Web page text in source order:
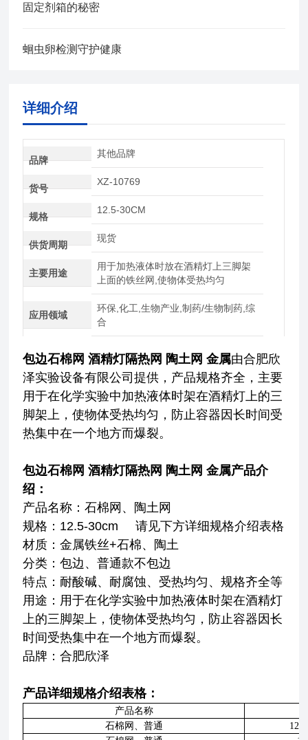
固定剂箱的秘密
蛔虫卵检测守护健康
详细介绍
品牌
其他品牌
货号
XZ-10769
规格
12.5-30CM
供货周期
现货
主要用途
用于加热液体时放在酒精灯上三脚架
上面的铁丝网,使物体受热均匀
应用领域
环保,化工,生物产业,制药/生物制药,综
合
包边石棉网 酒精灯隔热网 陶土网 金属由合肥欣
泽实验设备有限公司提供，产品规格齐全，主要
用于在化学实验中加热液体时架在酒精灯上的三
脚架上，使物体受热均匀，防止容器因长时间受
热集中在一个地方而爆裂。
包边石棉网 酒精灯隔热网 陶土网 金属产品介
绍：
产品名称：石棉网、陶土网
规格：12.5-30cm 请见下方详细规格介绍表格
材质：金属铁丝+石棉、陶土
分类：包边、普通款不包边
特点：耐酸碱、耐腐蚀、受热均匀、规格齐全等
用途： 用于在化学实验中加热液体时架在酒精灯
上的三脚架上，使物体受热均匀，防止容器因长
时间受热集中在一个地方而爆裂。
品牌：合肥欣泽
产品详细规格介绍表格：
产品名称
石棉网、普通